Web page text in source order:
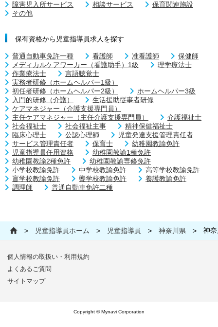
障害児入所サービス
相談サービス
保育関連施設
その他
保有資格から児童指導員求人を探す
普通自動車免許一種 看護師 准看護師
保健師
メディカルケアワーカー（看護助手）1級
理学療法士
作業療法士
言語聴覚士
実務者研修（ホームヘルパー1級）
初任者研修（ホームヘルパー2級）
ホームヘルパー3級
入門的研修（介護）
生活援助従事者研修
ケアマネジャー（介護支援専門員）
主任ケアマネジャー（主任介護支援専門員）
介護福祉士
社会福祉士
社会福祉主事
精神保健福祉士
臨床心理士
公認心理師
児童発達支援管理責任者
サービス管理責任者
保育士
幼稚園教諭免許
児童指導員任用資格
幼稚園教諭1種免許
幼稚園教諭2種免許
幼稚園教諭専修免許
小学校教諭免許
中学校教諭免許
高等学校教諭免許
盲学校教諭免許
聾学校教諭免許
養護教諭免許
調理師
普通自動車免許二種
> 児童指導員ホーム > 児童指導員 > 神奈川県 > 神
個人情報の取扱い・利用規約
よくあるご質問
サイトマップ
Copyright © Mynavi Corporation